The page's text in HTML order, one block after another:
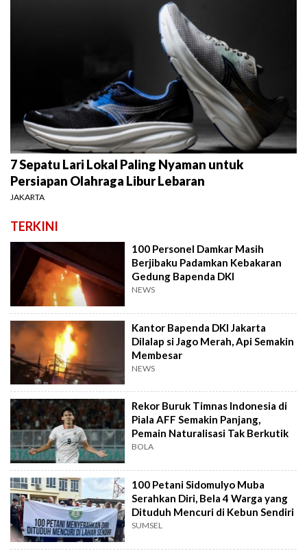
7 Sepatu Lari Lokal Paling Nyaman untuk
Persiapan Olahraga Libur Lebaran
JAKARTA
TERKINI
100 Personel Damkar Masih
Berjibaku Padamkan Kebakaran
Gedung Bapenda DKI
NEWS
Kantor Bapenda DKI Jakarta
Dilalap si Jago Merah, Api Semakin
Membesar
NEWS
Rekor Buruk Timnas Indonesia di
Piala AFF Semakin Panjang,
Pemain Naturalisasi Tak Berkutik
BOLA
100 Petani Sidomulyo Muba
Serahkan Diri, Bela 4 Warga yang
Dituduh Mencuri di Kebun Sendiri
SUMSEL